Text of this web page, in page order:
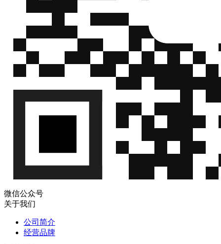
微信公众号
关于我们
公司简介
经营品牌